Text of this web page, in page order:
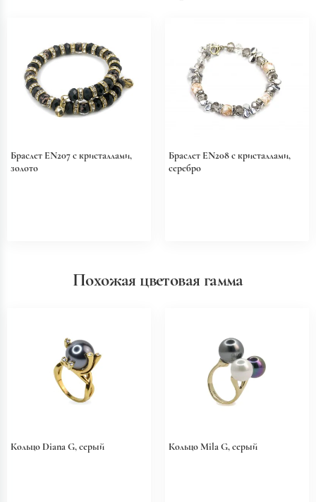
Браслет EN207 с кристаллами,
золото
Браслет EN208 с кристаллами,
серебро
Похожая цветовая гамма
Кольцо Diana G, серый Кольцо Mila G, серый